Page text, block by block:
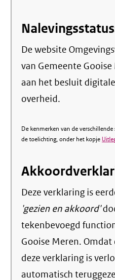
De website
van Gemeente
aan het besluit
overheid.
De kenmerken van de
de toelichting, onder het kopje
Deze verklaring is
'gezien en akkoord'
tekenbevoegd
Gooise Meren.
deze verklaring is
automatisch